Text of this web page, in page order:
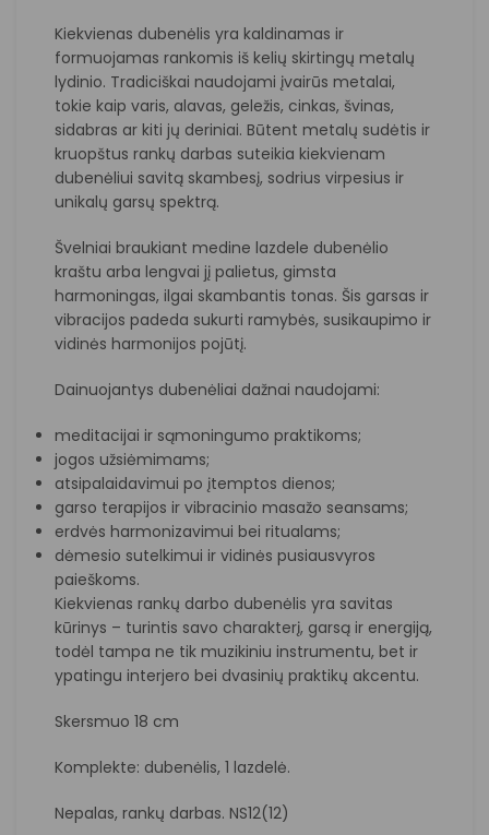
Kiekvienas dubenėlis yra kaldinamas ir
formuojamas rankomis iš kelių skirtingų metalų
lydinio. Tradiciškai naudojami įvairūs metalai,
tokie kaip varis, alavas, geležis, cinkas, švinas,
sidabras ar kiti jų deriniai. Būtent metalų sudėtis ir
kruopštus rankų darbas suteikia kiekvienam
dubenėliui savitą skambesį, sodrius virpesius ir
unikalų garsų spektrą.
Švelniai braukiant medine lazdele dubenėlio
kraštu arba lengvai jį palietus, gimsta
harmoningas, ilgai skambantis tonas. Šis garsas ir
vibracijos padeda sukurti ramybės, susikaupimo ir
vidinės harmonijos pojūtį.
Dainuojantys dubenėliai dažnai naudojami:
meditacijai ir sąmoningumo praktikoms;
jogos užsiėmimams;
atsipalaidavimui po įtemptos dienos;
garso terapijos ir vibracinio masažo seansams;
erdvės harmonizavimui bei ritualams;
dėmesio sutelkimui ir vidinės pusiausvyros
paieškoms.
Kiekvienas rankų darbo dubenėlis yra savitas
kūrinys – turintis savo charakterį, garsą ir energiją,
todėl tampa ne tik muzikiniu instrumentu, bet ir
ypatingu interjero bei dvasinių praktikų akcentu.
Skersmuo 18 cm
Komplekte: dubenėlis, 1 lazdelė.
Nepalas, rankų darbas. NS12(12)